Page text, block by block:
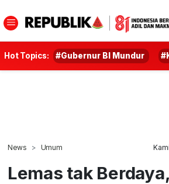
Hot Topics: #Gubernur BI Mundur
News Umum
Lemas tak Berdaya,